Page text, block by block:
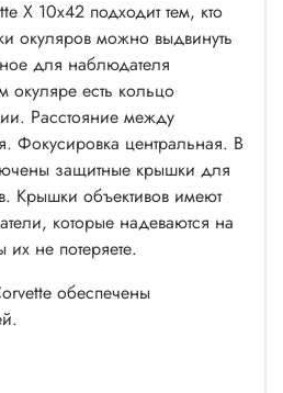
X 10x42 подходит тем, кто
окуляров можно выдвинуть
для наблюдателя
окуляре есть кольцо
Расстояние между
Фокусировка центральная. В
защитные крышки для
Крышки объективов имеют
которые надеваются на
их не потеряете.
обеспечены